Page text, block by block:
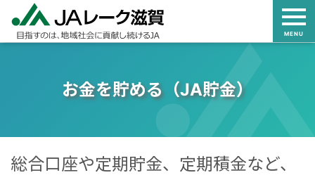
MENU
お金を貯める（JA貯金）
総合口座や定期貯金、定期積金など、